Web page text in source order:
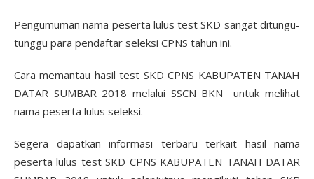
Pengumuman nama peserta lulus test SKD sangat ditungu-
tunggu para pendaftar seleksi CPNS tahun ini.
Cara memantau hasil test SKD CPNS KABUPATEN TANAH
DATAR SUMBAR 2018 melalui SSCN BKN untuk melihat
nama peserta lulus seleksi.
Segera dapatkan informasi terbaru terkait hasil nama
peserta lulus test SKD CPNS KABUPATEN TANAH DATAR